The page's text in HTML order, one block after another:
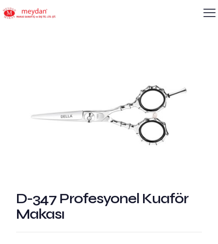
D-347 Profesyonel Kuaför
Makası